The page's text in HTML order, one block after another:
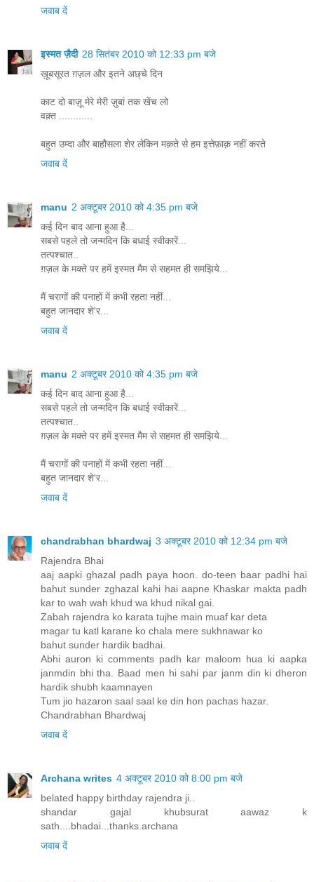
जवाब दें
इस्मत ज़ैदी 28 सितंबर 2010 को 12:33 pm बजे
ख़ूबसूरत ग़ज़ल और इतने अछ्चे दिन
काट दो बाज़ू मेरे मेरी ज़ुबां तक खेंच लो
वक़्त ............
बहुत उम्दा और बाहौसला शेर लेकिन मक़ते से हम इत्तेफ़ाक़ नहीं करते
जवाब दें
manu 2 अक्टूबर 2010 को 4:35 pm बजे
कई दिन बाद आना हुआ है...
सबसे पहले तो जन्मदिन कि बधाई स्वीकारें...
तत्पश्चात..
ग़ज़ल के मक्ते पर हमें इस्मत मैम से सहमत ही समझिये...
मैं चरागों की पनाहों में कभी रहता नहीं...
बहुत जानदार शे'र...
जवाब दें
manu 2 अक्टूबर 2010 को 4:35 pm बजे
कई दिन बाद आना हुआ है...
सबसे पहले तो जन्मदिन कि बधाई स्वीकारें...
तत्पश्चात..
ग़ज़ल के मक्ते पर हमें इस्मत मैम से सहमत ही समझिये...
मैं चरागों की पनाहों में कभी रहता नहीं...
बहुत जानदार शे'र...
जवाब दें
chandrabhan bhardwaj 3 अक्टूबर 2010 को 12:34 pm बजे
Rajendra Bhai
aaj aapki ghazal padh paya hoon. do-teen baar padhi hai
bahut sunder zghazal kahi hai aapne Khaskar makta padh
kar to wah wah khud wa khud nikal gai.
Zabah rajendra ko karata tujhe main muaf kar deta
magar tu katl karane ko chala mere sukhnawar ko
bahut sunder hardik badhai.
Abhi auron ki comments padh kar maloom hua ki aapka
janmdin bhi tha. Baad men hi sahi par janm din ki dheron
hardik shubh kaamnayen
Tum jio hazaron saal saal ke din hon pachas hazar.
Chandrabhan Bhardwaj
जवाब दें
Archana writes 4 अक्टूबर 2010 को 8:00 pm बजे
belated happy birthday rajendra ji..
shandar gajal khubsurat aawaz k
sath....bhadai...thanks.archana
जवाब दें